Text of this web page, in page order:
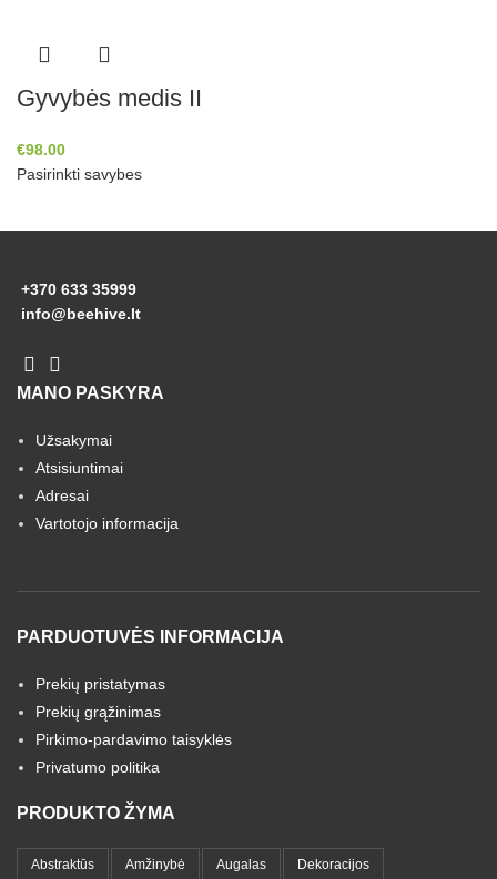
Gyvybės medis II
€98.00
Pasirinkti savybes
+370 633 35999
info@beehive.lt
MANO PASKYRA
Užsakymai
Atsisiuntimai
Adresai
Vartotojo informacija
PARDUOTUVĖS INFORMACIJA
Prekių pristatymas
Prekių grąžinimas
Pirkimo-pardavimo taisyklės
Privatumo politika
PRODUKTO ŽYMA
Abstraktūs Amžinybė Augalas Dekoracijos